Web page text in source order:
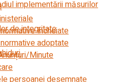
implementării măsurilor
de integritate
încheiate
adoptate
Minute
persoanei desemnate